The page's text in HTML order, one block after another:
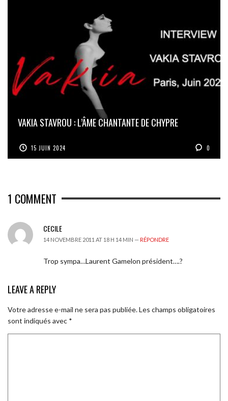
VAKIA STAVROU : L’ÂME CHANTANTE DE CHYPRE
15 JUIN 2024 0
1 COMMENT
CECILE
14 NOVEMBRE 2011 AT 18 H 14 MIN — RÉPONDRE
Trop sympa…Laurent Gamelon président….?
LEAVE A REPLY
Votre adresse e-mail ne sera pas publiée.Les champs obligatoires
sont indiqués avec *